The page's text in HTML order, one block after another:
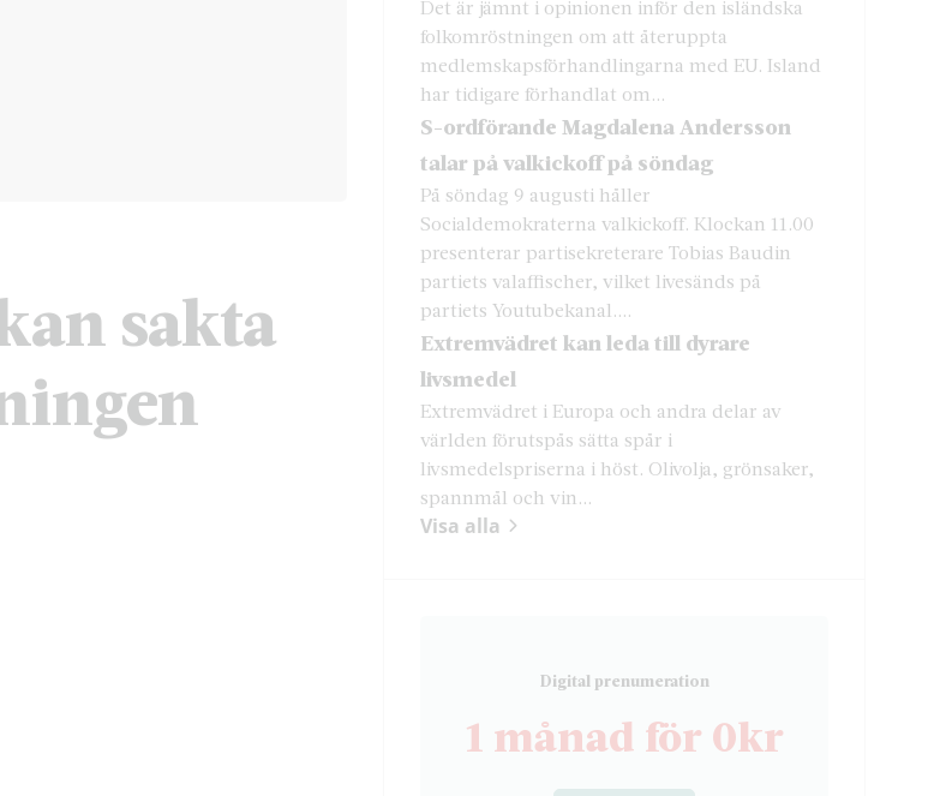
sakta
Det är jämnt i opinionen inför den isländska
folkomröstningen om att återuppta
medlemskapsförhandlingarna med EU. Island
har tidigare förhandlat om...
S-ordförande Magdalena Andersson
talar på valkickoff på söndag
På söndag 9 augusti håller
Socialdemokraterna valkickoff. Klockan 11.00
presenterar partisekreterare Tobias Baudin
partiets valaffischer, vilket livesänds på
partiets Youtubekanal....
Extremvädret kan leda till dyrare
livsmedel
Extremvädret i Europa och andra delar av
världen förutspås sätta spår i
livsmedelspriserna i höst. Olivolja, grönsaker,
spannmål och vin...
Visa alla
Digital prenumeration
1 månad för 0kr